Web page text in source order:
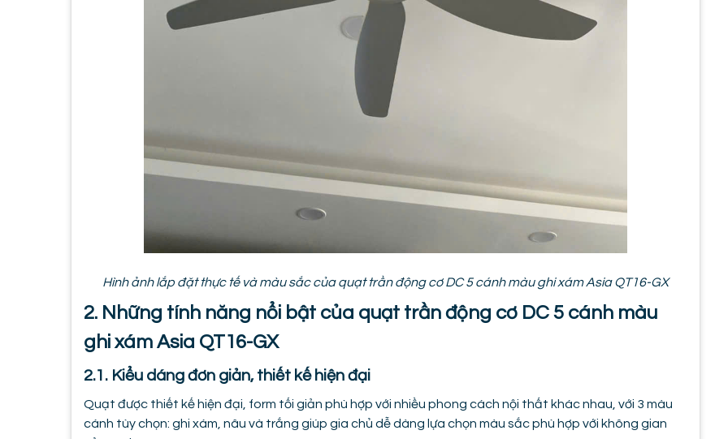
Hình ảnh lắp đặt thực tế và màu sắc của quạt trần động cơ DC 5 cánh màu ghi xám Asia QT16-GX
2. Những tính năng nổi bật của quạt trần động cơ DC 5 cánh màu
ghi xám Asia QT16-GX
2.1. Kiểu dáng đơn giản, thiết kế hiện đại
Quạt được thiết kế hiện đại, form tối giản phù hợp với nhiều phong cách nội thất khác nhau, với 3 màu
cánh tùy chọn: ghi xám, nâu và trắng giúp gia chủ dễ dàng lựa chọn màu sắc phù hợp với không gian